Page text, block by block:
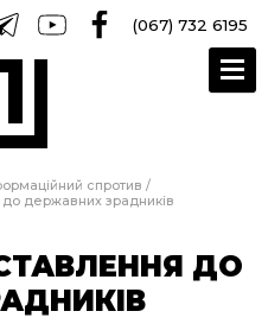
(067) 732 6195
спротив /
державних зрадників
ДО